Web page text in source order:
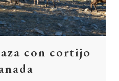
con cortijo